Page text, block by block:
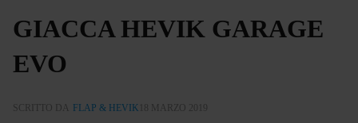
GIACCA HEVIK GARAGE
EVO
SCRITTO DA FLAP & HEVIK 18 MARZO 2019